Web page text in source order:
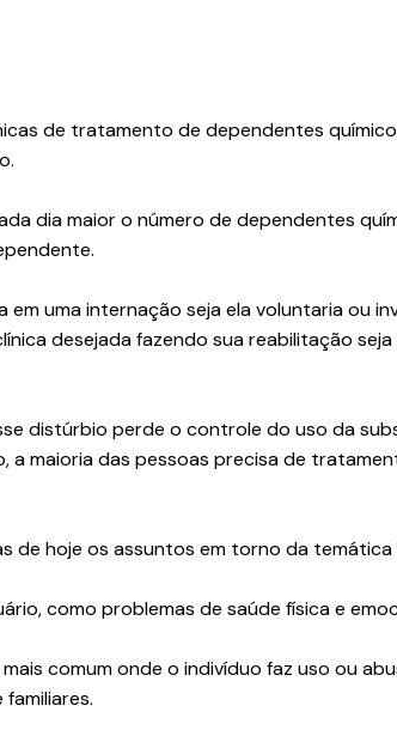
de tratamento de dependentes
dia maior o número de dependentes
uma internação seja ela voluntaria ou
desejada fazendo sua reabilitação seja
distúrbio perde o controle do uso da
a maioria das pessoas precisa de
de hoje os assuntos em torno da temática
como problemas de saúde física e
comum onde o indivíduo faz uso ou